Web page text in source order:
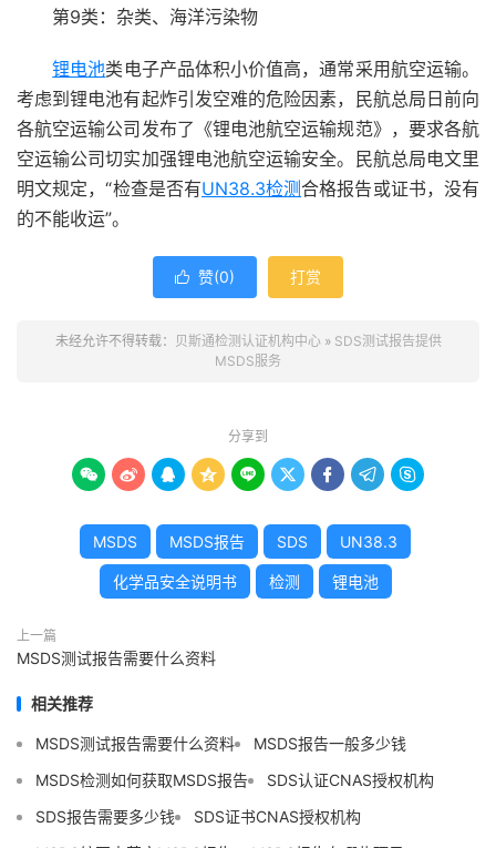
第9类：杂类、海洋污染物
锂电池类电子产品体积小价值高，通常采用航空运输。
考虑到锂电池有起炸引发空难的危险因素，民航总局日前向
各航空运输公司发布了《锂电池航空运输规范》，要求各航
空运输公司切实加强锂电池航空运输安全。民航总局电文里
明文规定，“检查是否有UN38.3检测合格报告或证书，没有
的不能收运”。
 赞(0) 打赏
未经允许不得转载： 贝斯通检测认证机构中心» SDS测试报告提供
MSDS服务
分享到
        
MSDS MSDS报告 SDS UN38.3
化学品安全说明书 检测 锂电池
上一篇
MSDS测试报告需要什么资料
相关推荐
MSDS测试报告需要什么资料
MSDS报告一般多少钱
MSDS检测如何获取MSDS报告
SDS认证CNAS授权机构
SDS报告需要多少钱
SDS证书CNAS授权机构